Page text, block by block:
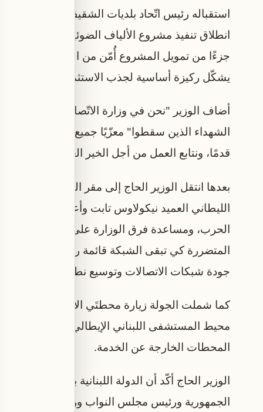
استقباله رئيس اتّحاد بلديات الشقيف خالد بدر
يشكّل ركيزة أساسية لجذب الاستثمارات وتطوير
أضاف الوزير "نحن في وزارة الاتّصالات دفعنا دماء
الشهداء الذين سقطوا" معزّيًا جميع الأهالي،
قدمًا، ونتابع العمل من أجل الخير العام، كي لا تذهب
بعدها انتقل الوزير الحاج إلى مقر الجيش
الليطاني العميد نيكولاوس تابت وأعرب له عن
الحرب، ومساعدة فرق الوزارة على تزويد محطات
المتضررة كي تبقى الشبكة قائمة رغم الأوضاع
جودة شبكات الاتصالات وتوسيع نطاق التغطية،
محيط المستشفى اللبناني الإيطالي ومنطقة
المحطات الخارجة عن الخدمة.
الوزير الحاج أكّد أن الدولة اللبنانية بكل
الجمهورية ورئيس مجلس النواب ورئيس مجلس